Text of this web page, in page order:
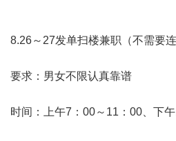
8.26～27发单扫楼兼职（不需要连
要求：男女不限认真靠谱
时间：上午7：00～11：00、下